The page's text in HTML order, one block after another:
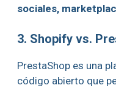
sociales,
3. Shopify vs.
PrestaShop es una
código abierto que